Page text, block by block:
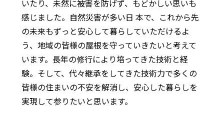
いたり、未然に被害を防げず、もどかしい思いも
感じました。自然災害が多い日 本で、これから先
の未来もずっと安心して暮らしていただけるよ
う、地域の皆様の屋根を守っていきたいと考えて
います。長年の修行により培ってきた技術と経
験。そして、代々継承をしてきた技術力で多くの
皆様の住まいの不安を解消し、安心した暮らしを
実現して参りたいと思います。